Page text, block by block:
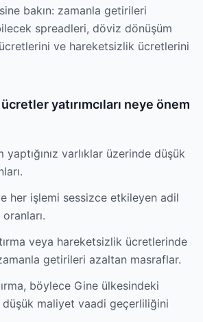
bakın: zamanla getirileri
spreadleri, döviz dönüşüm
ve hareketsizlik ücretlerini
yatırımcıları neye önem
yaptığınız varlıklar üzerinde düşük
her işlemi sessizce etkileyen adil
veya hareketsizlik ücretlerinde
getirileri azaltan masraflar.
böylece Gine ülkesindeki
düşük maliyet vaadi geçerliliğini